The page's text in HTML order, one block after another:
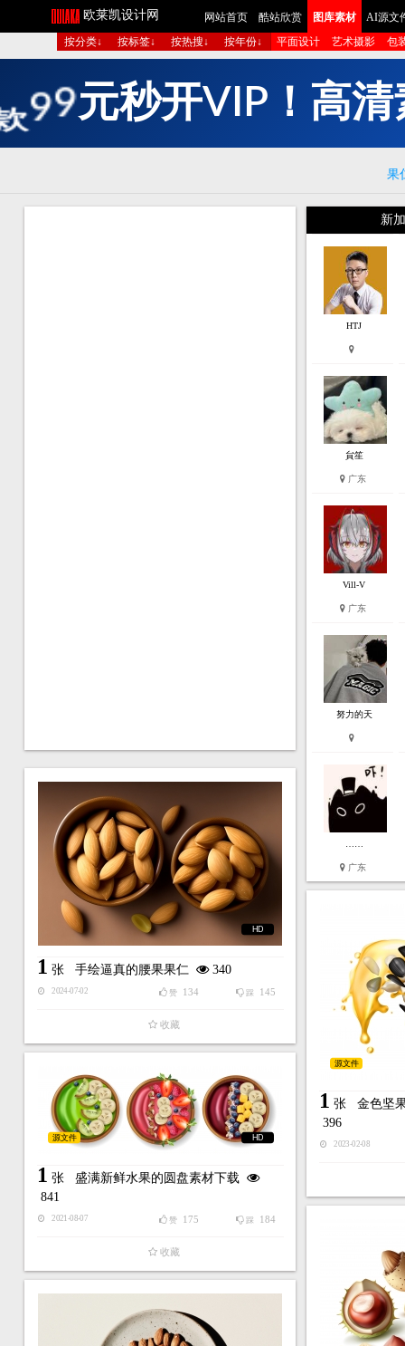
欧莱凯设计网 网站首页 酷站欣赏 图库素材
AI源文
按分类↓
按标签↓ 按热搜↓ 按年份↓ 平面设计 艺术摄影 包
多 组 图 生 成 短
果
新
HTJ
貟笙
广东
Vill-V
广东
努力的天
广东
HD
1 张 手绘逼真的腰果果仁 340
2024-07-02 踩 145
赞 134
收藏
源文件
1 张 金色坚
396
2023-02-08
HD
源文件
1 张 盛满新鲜水果的圆盘素材下载
841
2021-08-07 踩 184
赞 175
收藏